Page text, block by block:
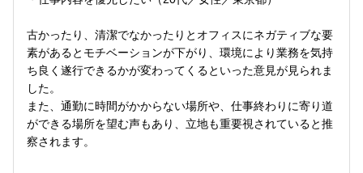
古かったり、清潔でなかったりとオフィスにネガティブな要
素があるとモチベーションが下がり、環境により業務を気持
ち良く遂行できるかが変わってくるといった意見が見られま
した。
また、通勤に時間がかからない場所や、仕事終わりに寄り道
ができる場所を望む声もあり、立地も重要視されていると推
察されます。